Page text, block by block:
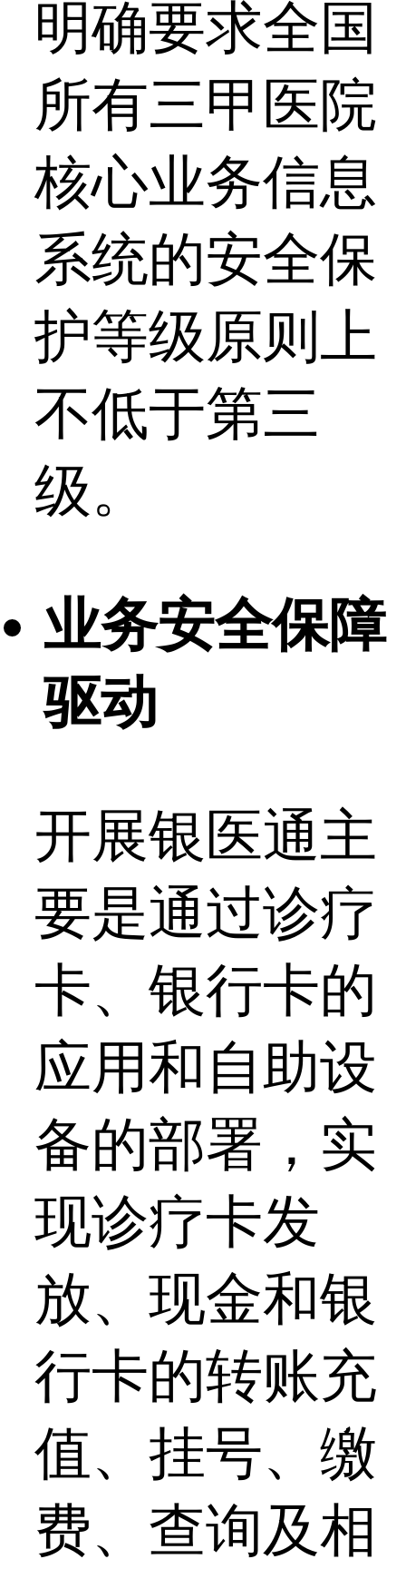
明确要求全国
所有三甲医院
核心业务信息
系统的安全保
护等级原则上
不低于第三
级。
业务安全保障
驱动
开展银医通主
要是通过诊疗
卡、银行卡的
应用和自助设
备的部署，实
现诊疗卡发
放、现金和银
行卡的转账充
值、挂号、缴
费、查询及相